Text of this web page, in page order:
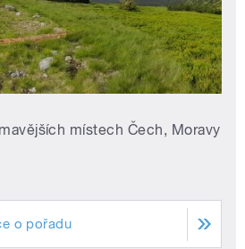
místech Čech, Moravy
o pořadu